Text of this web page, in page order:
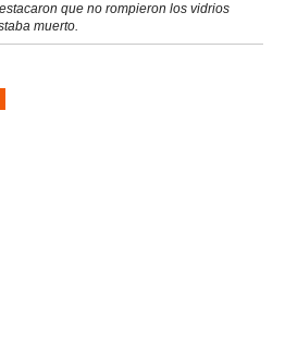
que no rompieron los vidrios
muerto.